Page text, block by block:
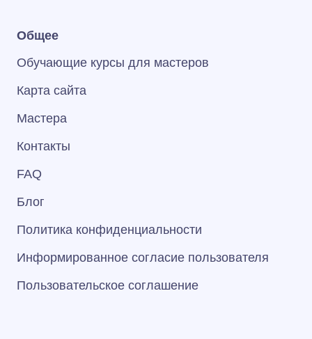
Общее
Обучающие курсы для мастеров
Карта сайта
Мастера
Контакты
FAQ
Блог
Политика конфиденциальности
Информированное согласие пользователя
Пользовательское соглашение